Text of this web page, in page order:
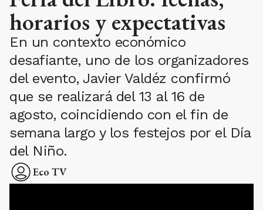
horarios y expectativas
En un contexto económico
desafiante, uno de los organizadores
del evento, Javier Valdéz confirmó
que se realizará del 13 al 16 de
agosto, coincidiendo con el fin de
semana largo y los festejos por el Día
del Niño.
Eco TV